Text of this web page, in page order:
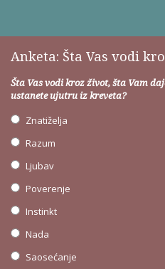
Anketa: Šta Vas vodi
Šta Vas vodi kroz život, šta Vam
ustanete ujutru iz kreveta?
Znatiželja
Razum
Ljubav
Poverenje
Instinkt
Nada
Saosećanje